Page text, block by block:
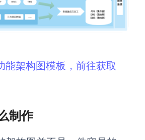
能架构图模板，前往获取
制作